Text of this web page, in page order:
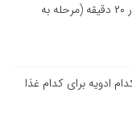
طرز تهیه اسپاگتی ایتالیایی اصیل در ۲۰ دقیقه (مرحله به
ادویه برای کدام غذا